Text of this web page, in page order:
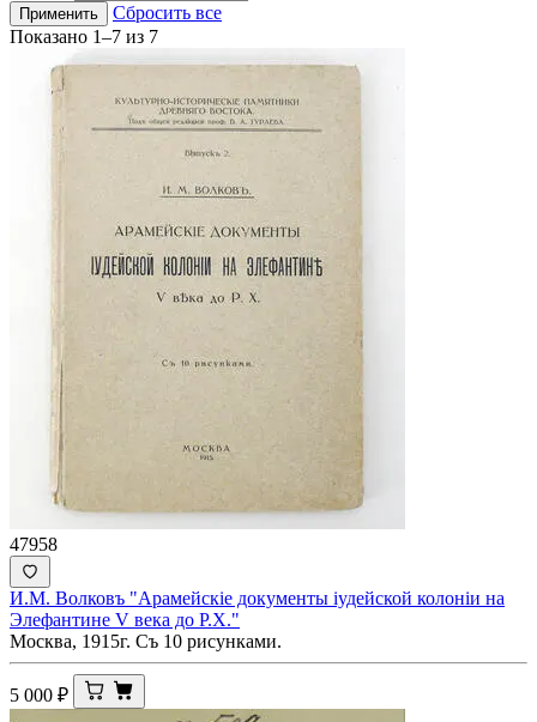
Применить
Сбросить все
Показано 1–7 из 7
47958
И.М. Волковъ "Арамейскiе документы iудейской колонiи на
Элефантине V века до Р.Х."
Москва, 1915г. Съ 10 рисунками.
5 000 ₽